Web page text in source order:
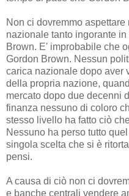
Non ci dovremmo
nazionale tanto ingorante
Brown. E' improbabile che
Gordon Brown. Nessun
carica nazionale dopo aver
della propria nazione,
mercato dopo due decenni
finanza nessuno di coloro
stesso livello ha fatto ciò
Nessuno ha perso tutto
singola scelta che si è
pensi.
A causa di ciò non ci
e banche centrali vendere